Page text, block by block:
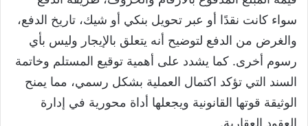
سواء كانت نقدًا أو عبر تحويل بنكي أو شيك، تاريخ الدفع،
والغرض من الدفع لتوضيح أنه يتعلق بالإيجار وليس بأي
رسوم أخرى. كما يشدد على أهمية توقيع المستلم وخاتمة
السند التي تؤكد اكتمال العملية بشكل رسمي، مما يمنح
الوثيقة قوتها القانونية ويجعلها أداة محورية في إدارة
العقود العقارية.